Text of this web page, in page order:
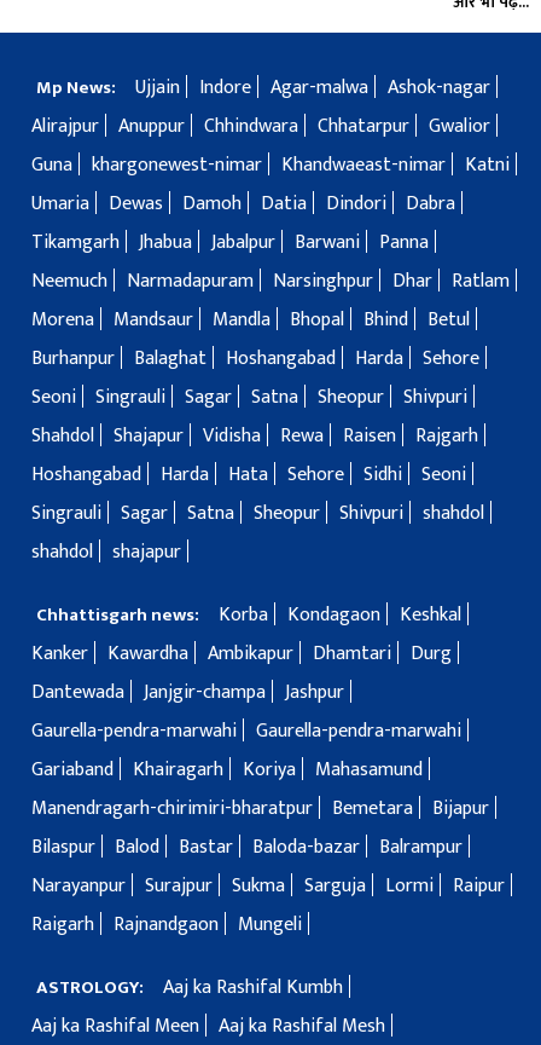
Mp News: Ujjain Indore Agar-malwa Ashok-nagar
Alirajpur Anuppur Chhindwara Chhatarpur Gwalior
Guna khargonewest-nimar Khandwaeast-nimar
Katni
Umaria
Dewas Damoh Datia Dindori
Dabra
Tikamgarh Jhabua Jabalpur Barwani
Panna
Neemuch
Narmadapuram Narsinghpur Dhar
Ratlam
Morena
Mandsaur Mandla Bhopal Bhind
Betul
Burhanpur
Balaghat Hoshangabad Harda Sehore
Seoni Singrauli Sagar Satna Sheopur Shivpuri
Shahdol Shajapur Vidisha Rewa Raisen
Rajgarh
Hoshangabad
Harda Hata Sehore Sidhi Seoni
Singrauli Sagar Satna Sheopur Shivpuri shahdol
shahdol shajapur
Chhattisgarh news: Korba Kondagaon
Keshkal
Kanker
Kawardha Ambikapur Dhamtari
Durg
Dantewada Janjgir-champa Jashpur
Gaurella-pendra-marwahi Gaurella-pendra-marwahi
Gariaband
Khairagarh Koriya
Mahasamund
Manendragarh-chirimiri-bharatpur
Bemetara
Bijapur
Bilaspur
Balod Bastar Baloda-bazar
Balrampur
Narayanpur Surajpur Sukma Sarguja Lormi
Raipur
Raigarh
Rajnandgaon Mungeli
ASTROLOGY:
Aaj ka Rashifal Kumbh
Aaj ka Rashifal Meen Aaj ka Rashifal Mesh